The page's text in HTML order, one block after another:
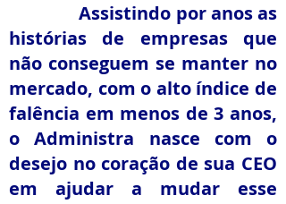
Assistindo por anos as
histórias de empresas que
não conseguem se manter no
mercado, com o alto índice de
falência em menos de 3 anos,
o Administra nasce com o
desejo no coração de sua CEO
em ajudar a mudar esse